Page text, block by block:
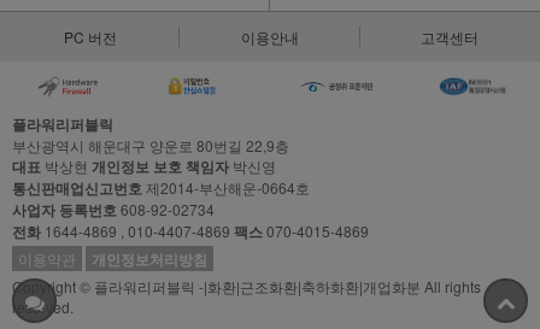
PC 버전 이용안내 고객센터
플라워리퍼블릭
부산광역시 해운대구 양운로 80번길 22,9층
대표 박상현 개인정보 보호 책임자 박신영
통신판매업신고번호제2014-부산해운-0664호
사업자 등록번호608-92-02734
전화 1644-4869 , 010-4407-4869 팩스070-4015-4869
이용약관
개인정보처리방침
Copyright © 플라워리퍼블릭 -|화환|근조화환|축하화환|개업화분 All rights
reserved.